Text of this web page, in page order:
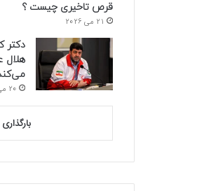
قرص تاخیری چیست ؟
21 می 2026
دکتر
هلال
20 می 2026